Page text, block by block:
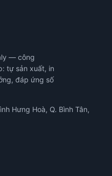
— công
tự sản xuất, in
đáp ứng số
Hưng Hoà, Q. Bình Tân,